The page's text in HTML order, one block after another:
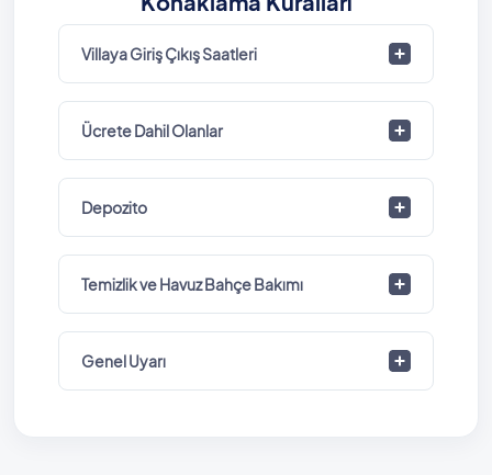
Villaya Giriş Çıkış Saatleri
Ücrete Dahil Olanlar
Depozito
Temizlik ve Havuz Bahçe Bakımı
Genel Uyarı